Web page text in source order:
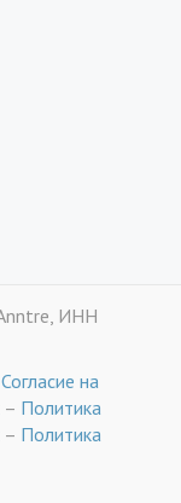
ИНН
Согласие на
– Политика
– Политика